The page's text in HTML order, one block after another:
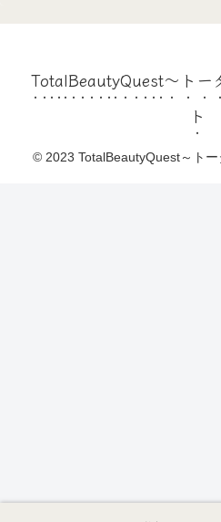
TotalBeautyQuest～トー
ト
© 2023 TotalBeautyQuest～トー